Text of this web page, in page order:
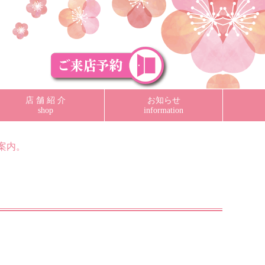
店 舗 紹 介
shop
お知らせ
information
内。